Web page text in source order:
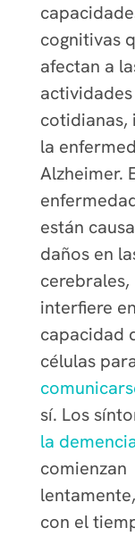
cognitivas
afectan a
actividades
cotidianas,
la
Alzheimer.
están
daños en
cerebrales,
interfiere
capacidad
células
sí. Los
la
comienzan
con el